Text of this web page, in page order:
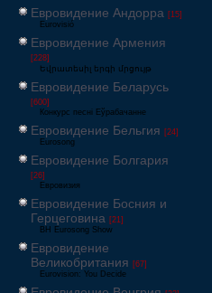
Евровидение Андорра [15]
Eurovisió
Евровидение Армения
[228]
Եվրատեսիլ երգի մրցույթ
Евровидение Беларусь
[600]
Конкурс песні Еўрабачанне
Евровидение Бельгия [24]
Eurosong
Евровидение Болгария
[26]
Евровизия
Евровидение Босния и
Герцеговина [21]
BH Eurosong Show
Евровидение
Великобритания [67]
Eurovision: You Decide